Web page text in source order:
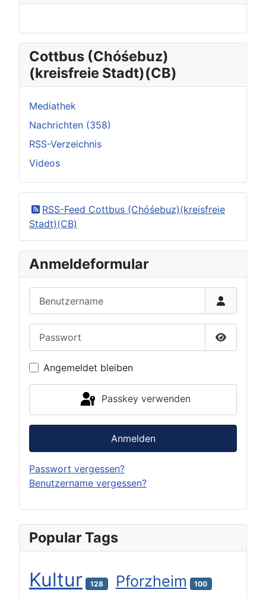
Cottbus (Chóśebuz)
(kreisfreie Stadt)(CB)
Mediathek
Nachrichten (358)
RSS-Verzeichnis
Videos
RSS-Feed Cottbus (Chóśebuz)(kreisfreie
Stadt)(CB)
Anmeldeformular
Passwort
Angemeldet bleiben
Passkey verwenden
Anmelden
Passwort vergessen?
Benutzername vergessen?
Popular Tags
Kultur 128 Pforzheim 100